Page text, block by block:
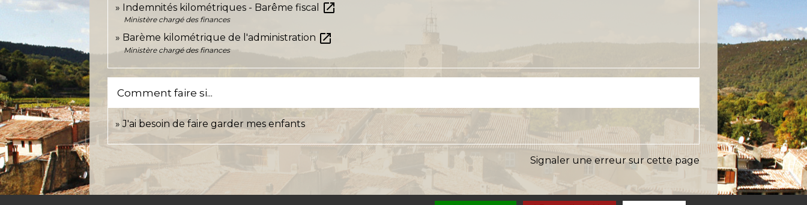
Indemnités kilométriques - Barême fiscal open_in_new
Ministère chargé des finances
Barème kilométrique de l'administration open_in_new
Ministère chargé des finances
Comment faire si...
J'ai besoin de faire garder mes enfants
Signaler une erreur sur cette page